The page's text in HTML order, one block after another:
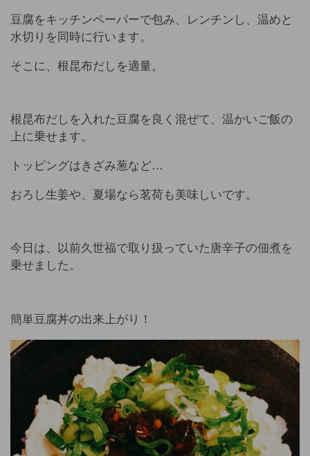
豆腐をキッチンペーパーで包み、レンチンし、温めと
水切りを同時に行います。
そこに、根昆布だしを適量。
根昆布だしを入れた豆腐を良く混ぜて、温かいご飯の
上に乗せます。
トッピングはきざみ葱など…
おろし生姜や、夏場なら茗荷も美味しいです。
今日は、以前久世福で取り扱っていた唐辛子の佃煮を
乗せました。
簡単豆腐丼の出来上がり！